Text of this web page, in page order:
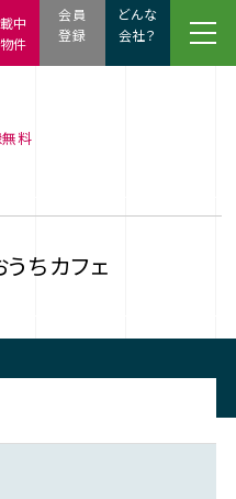
料
ちカフェ
会員
登録
どんな
会社？
中
件